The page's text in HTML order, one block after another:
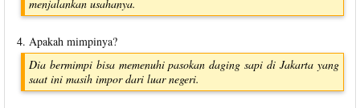
menjalankan usahanya.
4. Apakah mimpinya?
Dia bermimpi bisa memenuhi pasokan daging sapi di Jakarta yang
saat ini masih impor dari luar negeri.